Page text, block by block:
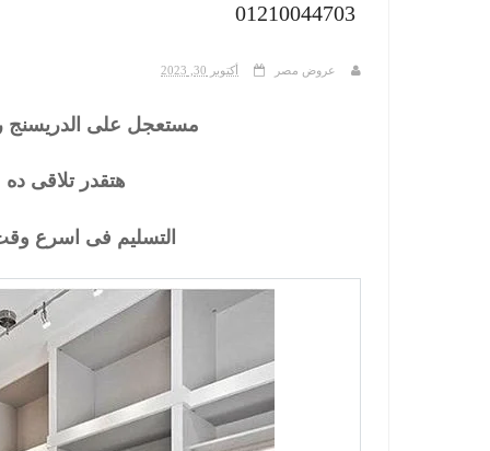
01210044703
عروض مصر أكتوبر 30, 2023
مستعجل على الدريسنج
هتقدر تلاقى
التسليم فى اسرع